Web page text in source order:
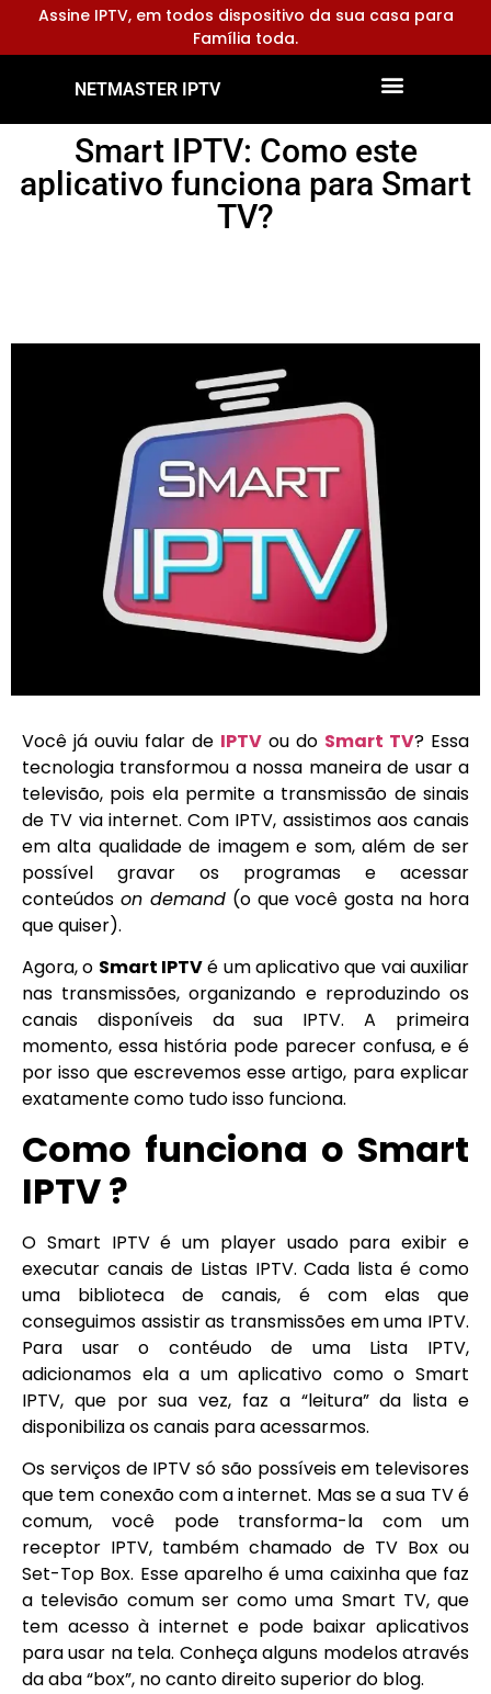
Assine IPTV, em todos dispositivo da sua casa para
Família toda.
NETMASTER IPTV
Smart IPTV: Como este
aplicativo funciona para Smart
TV?
Você já ouviu falar de IPTV ou do Smart TV? Essa
tecnologia transformou a nossa maneira de usar a
televisão, pois ela permite a transmissão de sinais
de TV via internet. Com IPTV, assistimos aos canais
em alta qualidade de imagem e som, além de ser
possível gravar os programas e acessar
conteúdos on demand(o que você gosta na hora
que quiser).
Agora, o Smart IPTVé um aplicativo que vai auxiliar
nas transmissões, organizando e reproduzindo os
canais disponíveis da sua IPTV. A primeira
momento, essa história pode parecer confusa, e é
por isso que escrevemos esse artigo, para explicar
exatamente como tudo isso funciona.
Como funciona o Smart
IPTV ?
O Smart IPTV é um player usado para exibir e
executar canais de Listas IPTV. Cada lista é como
uma biblioteca de canais, é com elas que
conseguimos assistir as transmissões em uma IPTV.
Para usar o contéudo de uma Lista IPTV,
adicionamos ela a um aplicativo como o Smart
IPTV, que por sua vez, faz a “leitura” da lista e
disponibiliza os canais para acessarmos.
Os serviços de IPTV só são possíveis em televisores
que tem conexão com a internet. Mas se a sua TV é
comum, você pode transforma-la com um
receptor IPTV, também chamado de TV Box ou
Set-Top Box. Esse aparelho é uma caixinha que faz
a televisão comum ser como uma Smart TV, que
tem acesso à internet e pode baixar aplicativos
para usar na tela. Conheça alguns modelos através
da aba “box”, no canto direito superior do blog.